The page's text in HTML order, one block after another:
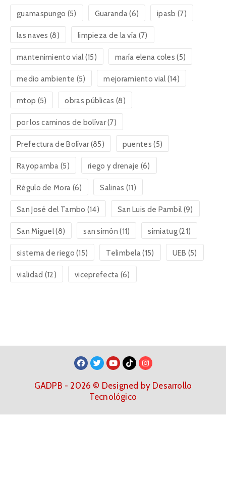
guamaspungo (5) Guaranda(6) ipasb (7)
las naves (8) limpieza de la vía (7)
mantenimiento vial(15) maría elena coles (5)
medio ambiente (5) mejoramiento vial(14)
mtop (5) obras públicas (8)
por los caminos de bolívar(7)
Prefectura de Bolívar(85) puentes (5)
Rayopamba (5) riego y drenaje (6)
Régulo de Mora (6) Salinas (11)
San José del Tambo (14) San Luis de Pambil(9)
San Miguel(8) san simón (11) simiatug(21)
sistema de riego (15) Telimbela(15) UEB (5)
vialidad (12) viceprefecta (6)
GADPB - 2026 © Designed by Desarrollo
Tecnológico